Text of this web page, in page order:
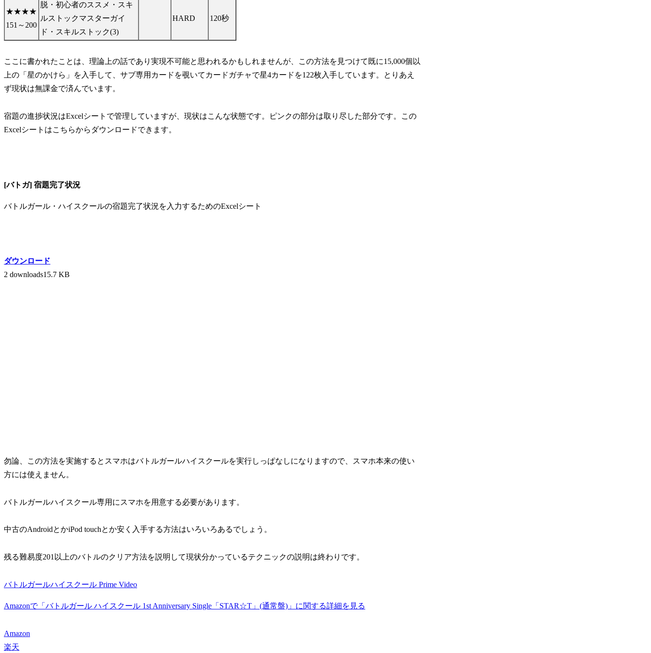
★★★★
151～200
脱・初心者のススメ・スキ
ルストックマスターガイ
ド・スキルストック(3)
HARD 120秒
ここに書かれたことは、理論上の話であり実現不可能と思われるかもしれませんが、この方法を見つけて既に15,000個以
上の「星のかけら」を入手して、サブ専用カードを覗いてカードガチャで星4カードを122枚入手しています。とりあえ
ず現状は無課金で済んでいます。
宿題の進捗状況はExcelシートで管理していますが、現状はこんな状態です。ピンクの部分は取り尽した部分です。この
Excelシートはこちらからダウンロードできます。
[バトガ] 宿題完了状況
バトルガール・ハイスクールの宿題完了状況を入力するためのExcelシート
ダウンロード
2 downloads15.7 KB
勿論、この方法を実施するとスマホはバトルガールハイスクールを実行しっぱなしになりますので、スマホ本来の使い
方には使えません。
バトルガールハイスクール専用にスマホを用意する必要があります。
中古のAndroidとかiPod touchとか安く入手する方法はいろいろあるでしょう。
残る難易度201以上のバトルのクリア方法を説明して現状分かっているテクニックの説明は終わりです。
バトルガールハイスクール Prime Video
Amazonで「バトルガール ハイスクール 1st Anniversary Single「STAR☆T」(通常盤)」に関する詳細を見る
Amazon
楽天